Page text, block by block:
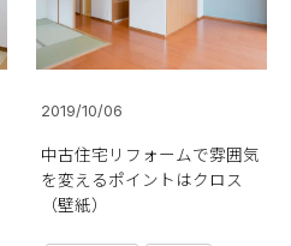
2019/10/06
中古住宅リフォームで雰囲気
を変えるポイントはクロス
（壁紙）